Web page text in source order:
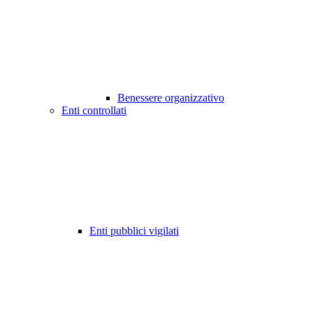
Benessere organizzativo
Enti controllati
Enti pubblici vigilati